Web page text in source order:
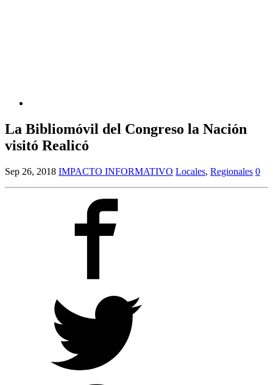
La Bibliomóvil del Congreso la Nación
visitó Realicó
Sep 26, 2018 IMPACTO INFORMATIVO Locales, Regionales 0